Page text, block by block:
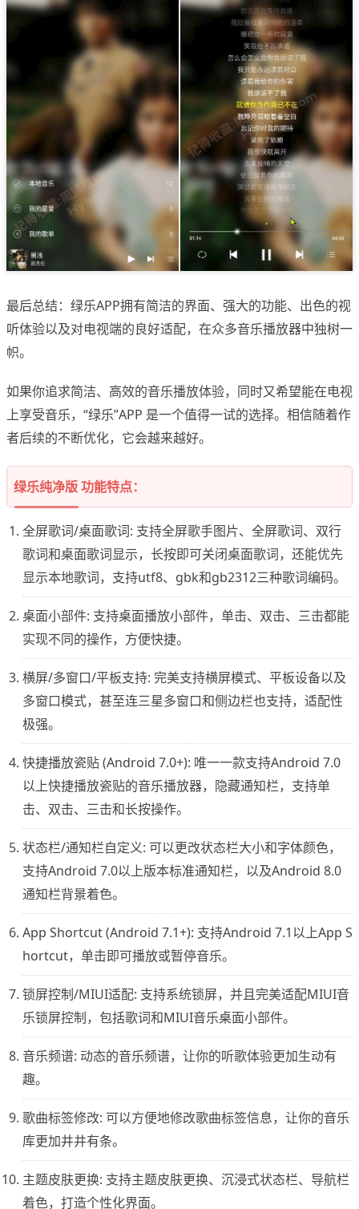
最后总结：绿乐APP拥有简洁的界面、强大的功能、出色的视
听体验以及对电视端的良好适配，在众多音乐播放器中独树一
帜。
如果你追求简洁、高效的音乐播放体验，同时又希望能在电视
上享受音乐，“绿乐”APP 是一个值得一试的选择。相信随着作
者后续的不断优化，它会越来越好。
绿乐纯净版 功能特点：
全屏歌词/桌面歌词: 支持全屏歌手图片、全屏歌词、双行
歌词和桌面歌词显示，长按即可关闭桌面歌词，还能优先
显示本地歌词，支持utf8、gbk和gb2312三种歌词编码。
桌面小部件: 支持桌面播放小部件，单击、双击、三击都能
实现不同的操作，方便快捷。
横屏/多窗口/平板支持: 完美支持横屏模式、平板设备以及
多窗口模式，甚至连三星多窗口和侧边栏也支持，适配性
极强。
快捷播放瓷贴 (Android 7.0+): 唯一一款支持Android 7.0
以上快捷播放瓷贴的音乐播放器，隐藏通知栏，支持单
击、双击、三击和长按操作。
状态栏/通知栏自定义: 可以更改状态栏大小和字体颜色，
支持Android 7.0以上版本标准通知栏，以及Android 8.0
通知栏背景着色。
App Shortcut (Android 7.1+): 支持Android 7.1以上App S
hortcut，单击即可播放或暂停音乐。
锁屏控制/MIUI适配: 支持系统锁屏，并且完美适配MIUI音
乐锁屏控制，包括歌词和MIUI音乐桌面小部件。
音乐频谱: 动态的音乐频谱，让你的听歌体验更加生动有
趣。
歌曲标签修改: 可以方便地修改歌曲标签信息，让你的音乐
库更加井井有条。
主题皮肤更换: 支持主题皮肤更换、沉浸式状态栏、导航栏
着色，打造个性化界面。